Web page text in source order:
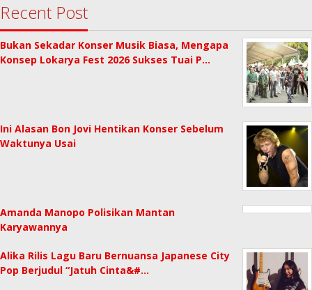
Recent Post
Bukan Sekadar Konser Musik Biasa, Mengapa
Konsep Lokarya Fest 2026 Sukses Tuai P…
Ini Alasan Bon Jovi Hentikan Konser Sebelum
Waktunya Usai
Amanda Manopo Polisikan Mantan
Karyawannya
Alika Rilis Lagu Baru Bernuansa Japanese City
Pop Berjudul “Jatuh Cinta&#…